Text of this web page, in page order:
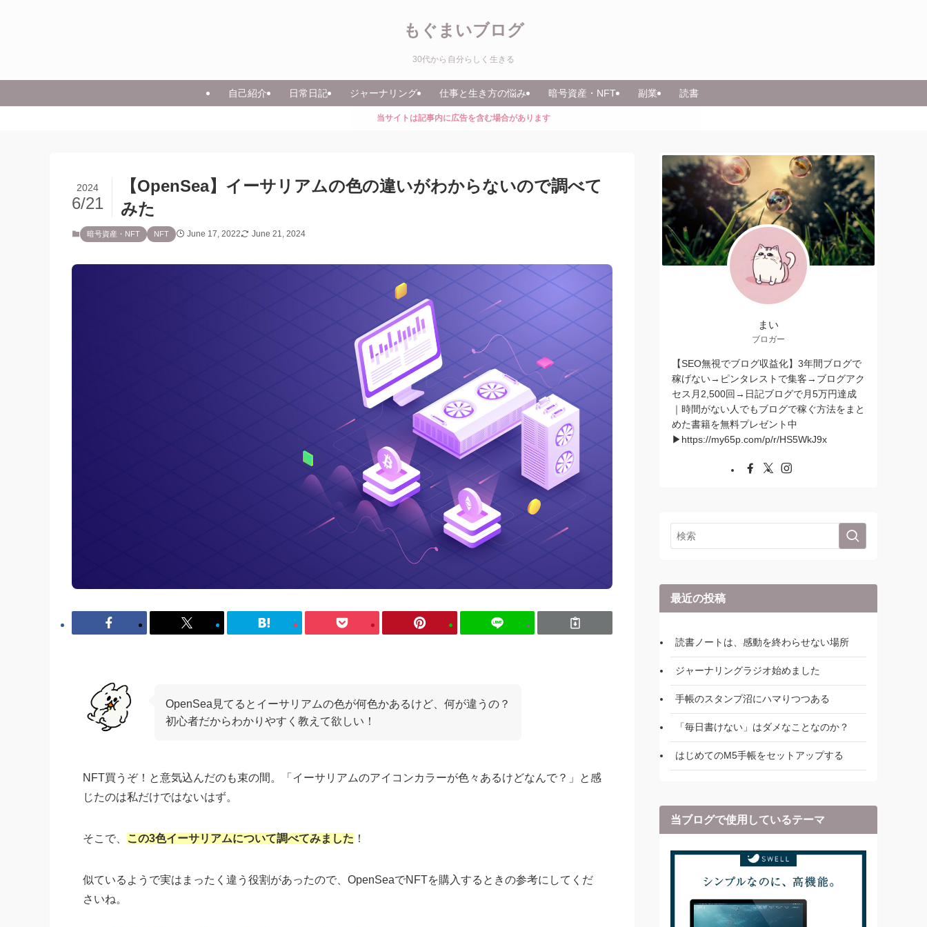
もぐまいブログ
30代から自分らしく生きる
自己紹介 日常日記 ジャーナリング 仕事と生き方の悩み 暗号資産・NFT 副業 読書
当サイトは記事内に広告を含む場合があります
【OpenSea】イーサリアムの色の違いがわからないので調べて
みた
2024
6/21
暗号資産・NFT NFT June 17, 2022 June 21, 2024
OpenSea見てるとイーサリアムの色が何色かあるけど、何が違うの？
初心者だからわかりやすく教えて欲しい！
NFT買うぞ！と意気込んだのも束の間。「イーサリアムのアイコンカラーが色々あるけどなんで？」と感
じたのは私だけではないはず。
そこで、 この3色イーサリアムについて調べてみました ！
似ているようで実はまったく違う役割があったので、OpenSeaでNFTを購入するときの参考にしてくだ
さいね。
まい
ブロガー
【SEO無視でブログ収益化】3年間ブログで
稼げない→ピンタレストで集客→ブログアク
セス月2,500回→日記ブログで月5万円達成
｜時間がない人でもブログで稼ぐ方法をまと
めた書籍を無料プレゼント中
▶︎https://my65p.com/p/r/HS5WkJ9x
最近の投稿
読書ノートは、感動を終わらせない場所
ジャーナリングラジオ始めました
手帳のスタンプ沼にハマりつつある
「毎日書けない」はダメなことなのか？
はじめてのM5手帳をセットアップする
当ブログで使用しているテーマ